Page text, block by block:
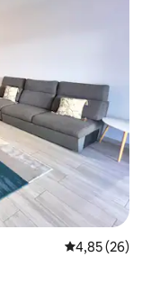
Prosečna
4,85 (26)